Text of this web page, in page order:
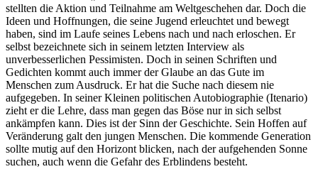
stellten die Aktion und Teilnahme am Weltgeschehen dar. Doch die
Ideen und Hoffnungen, die seine Jugend erleuchtet und bewegt
haben, sind im Laufe seines Lebens nach und nach erloschen. Er
selbst bezeichnete sich in seinem letzten Interview als
unverbesserlichen Pessimisten. Doch in seinen Schriften und
Gedichten kommt auch immer der Glaube an das Gute im
Menschen zum Ausdruck. Er hat die Suche nach diesem nie
aufgegeben. In seiner Kleinen politischen Autobiographie (Itenario)
zieht er die Lehre, dass man gegen das Böse nur in sich selbst
ankämpfen kann. Dies ist der Sinn der Geschichte. Sein Hoffen auf
Veränderung galt den jungen Menschen. Die kommende Generation
sollte mutig auf den Horizont blicken, nach der aufgehenden Sonne
suchen, auch wenn die Gefahr des Erblindens besteht.